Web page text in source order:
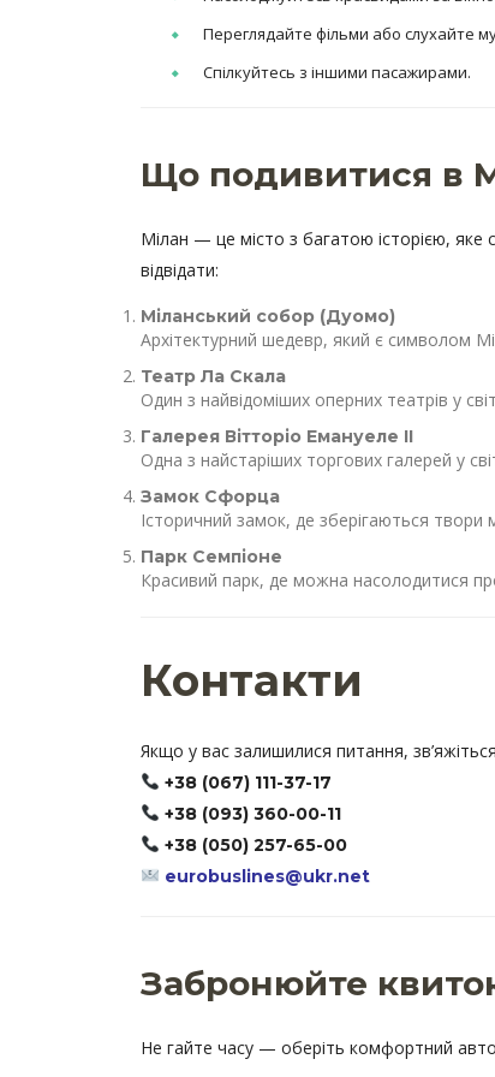
Переглядайте фільми або слухайте
Спілкуйтесь з іншими пасажирами.
Що подивитися в
Мілан — це місто з багатою історією,
відвідати:
Міланський собор (Дуомо)
Архітектурний шедевр, який є символом
Театр Ла Скала
Один з найвідоміших оперних театрів у
Галерея Вітторіо Емануеле II
Одна з найстаріших торгових галерей у
Замок Сфорца
Історичний замок, де зберігаються
Парк Семпіоне
Красивий парк, де можна насолодитися
Контакти
Якщо у вас залишилися питання,
+38 (067) 111-37-17
+38 (093) 360-00-11
+38 (050) 257-65-00
eurobuslines@ukr.net
Забронюйте
Не гайте часу — оберіть комфортний